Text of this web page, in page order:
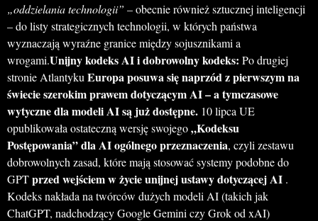
„oddzielania technologii” – obecnie również sztucznej inteligencji
– do listy strategicznych technologii, w których państwa
wyznaczają wyraźne granice między sojusznikami a
wrogami.Unijny kodeks AI i dobrowolny kodeks: Po drugiej
stronie Atlantyku Europa posuwa się naprzód z pierwszym na
świecie szerokim prawem dotyczącym AI – a tymczasowe
wytyczne dla modeli AI są już dostępne. 10 lipca UE
opublikowała ostateczną wersję swojego„Kodeksu
Postępowania” dla AI ogólnego przeznaczenia, czyli zestawu
dobrowolnych zasad, które mają stosować systemy podobne do
GPTprzed wejściem w życie unijnej ustawy dotyczącej AI .
Kodeks nakłada na twórców dużych modeli AI (takich jak
ChatGPT, nadchodzący Google Gemini czy Grok od xAI)